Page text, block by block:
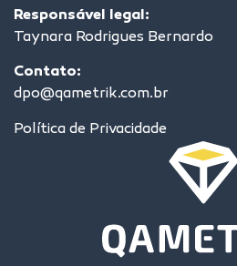
Responsável legal:
Taynara Rodrigues Bernardo
Contato:
dpo@qametrik.com.br
Política de Privacidade